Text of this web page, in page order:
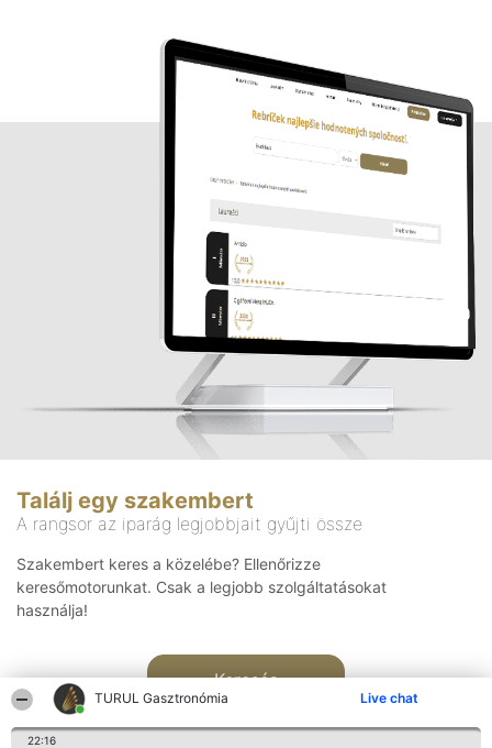
TURUL Gasztronómia Live chat
22:16
Találj egy szakembert
A rangsor az iparág legjobbjait gyűjti össze
Szakembert keres a közelébe? Ellenőrizze
keresőmotorunkat. Csak a legjobb szolgáltatásokat
használja!
Keresés